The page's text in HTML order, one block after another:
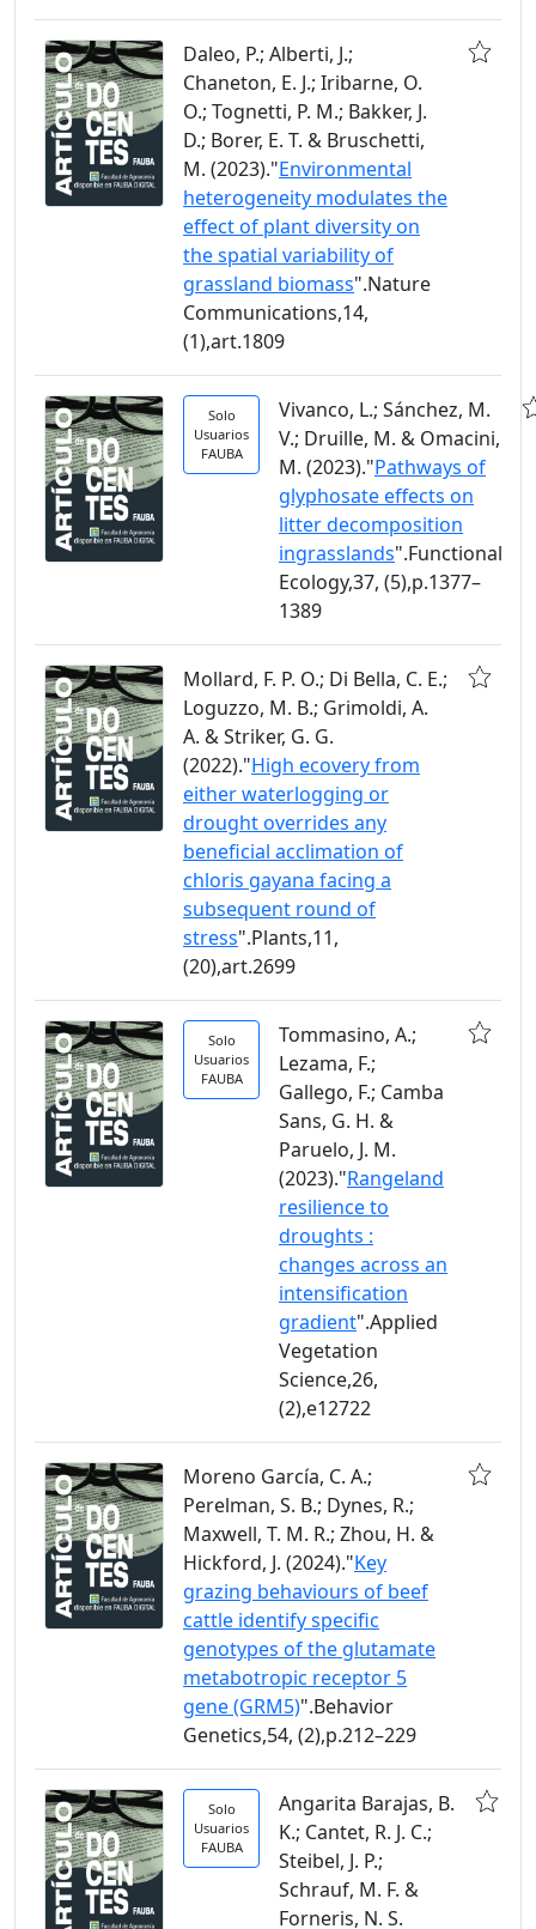
Daleo, P.; Alberti, J.;
Chaneton, E. J.; Iribarne, O.
O.; Tognetti, P. M.; Bakker, J.
D.; Borer, E. T. & Bruschetti,
M. (2023)."Environmental
heterogeneity modulates the
effect of plant diversity on
the spatial variability of
grassland biomass".Nature
Communications,14,
(1),art.1809
Solo
Usuarios
FAUBA
Vivanco, L.; Sánchez, M.
V.; Druille, M. & Omacini,
M. (2023)."Pathways of
glyphosate effects on
litter decomposition
ingrasslands".Functional
Ecology,37, (5),p.1377–
1389
Mollard, F. P. O.; Di Bella, C. E.;
Loguzzo, M. B.; Grimoldi, A.
A. & Striker, G. G.
(2022)."High ecovery from
either waterlogging or
drought overrides any
beneficial acclimation of
chloris gayana facing a
subsequent round of
stress".Plants,11,
(20),art.2699
Solo
Usuarios
FAUBA
Tommasino, A.;
Lezama, F.;
Gallego, F.; Camba
Sans, G. H. &
Paruelo, J. M.
(2023)."Rangeland
resilience to
droughts :
changes across an
intensification
gradient".Applied
Vegetation
Science,26,
(2),e12722
Moreno García, C. A.;
Perelman, S. B.; Dynes, R.;
Maxwell, T. M. R.; Zhou, H. &
Hickford, J. (2024)."Key
grazing behaviours of beef
cattle identify specific
genotypes of the glutamate
metabotropic receptor 5
gene (GRM5)".Behavior
Genetics,54, (2),p.212–229
Solo
Usuarios
FAUBA
Angarita Barajas, B.
K.; Cantet, R. J. C.;
Steibel, J. P.;
Schrauf, M. F. &
Forneris, N. S.